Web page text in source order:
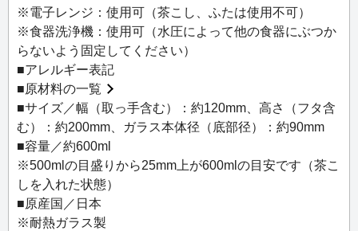
め。
耐熱ガラス製なので、ホットティーにもお使いいただけま
す。
茶こし、フタは「オリジナル・ハンディークーラー」と共
通です。
※電子レンジ：使用可（茶こし、ふたは使用不可）
※食器洗浄機：使用可（水圧によって他の食器にぶつか
らないよう固定してください）
■アレルギー表記
■原材料の一覧
■サイズ／幅（取っ手含む）：約120mm、高さ（フタ含
む）：約200mm、ガラス本体径（底部径）：約90mm
■容量／約600ml
※500mlの目盛りから25mm上が600mlの目安です（茶こ
しを入れた状態）
■原産国／日本
※耐熱ガラス製